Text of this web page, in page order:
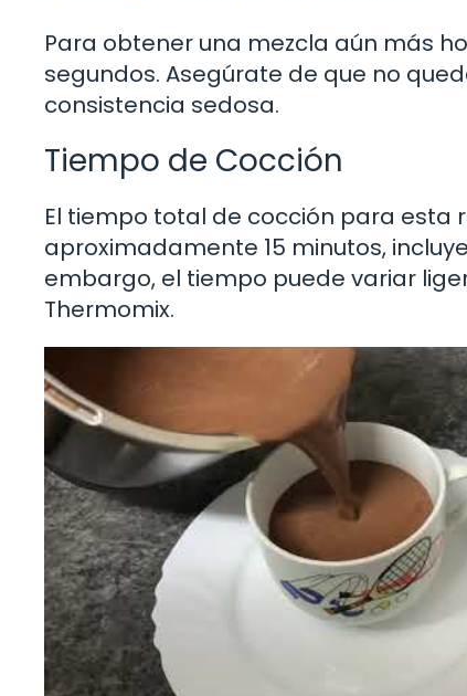
Para obtener una mezcla aún más
segundos. Asegúrate de que no
consistencia sedosa.
Tiempo de Cocción
El tiempo total de cocción para esta
aproximadamente 15 minutos,
embargo, el tiempo puede variar
Thermomix.